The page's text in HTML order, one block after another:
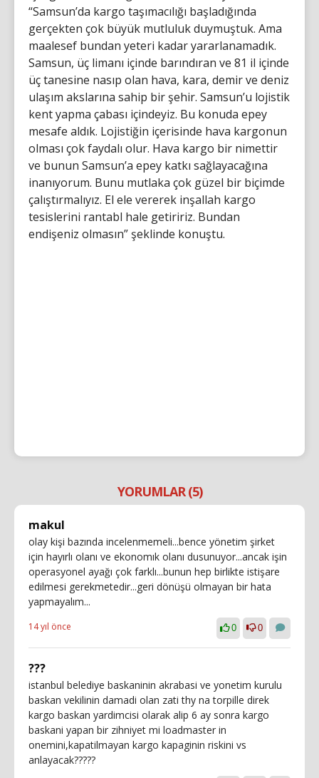
“Samsun’da kargo taşımacılığı başladığında
gerçekten çok büyük mutluluk duymuştuk. Ama
maalesef bundan yeteri kadar yararlanamadık.
Samsun, üç limanı içinde barındıran ve 81 il içinde
üç tanesine nasıp olan hava, kara, demir ve deniz
ulaşım akslarına sahip bir şehir. Samsun’u lojistik
kent yapma çabası içindeyiz. Bu konuda epey
mesafe aldık. Lojistiğin içerisinde hava kargonun
olması çok faydalı olur. Hava kargo bir nimettir
ve bunun Samsun’a epey katkı sağlayacağına
inanıyorum. Bunu mutlaka çok güzel bir biçimde
çalıştırmalıyız. El ele vererek inşallah kargo
tesislerini rantabl hale getiririz. Bundan
endişeniz olmasın” şeklinde konuştu.
YORUMLAR (5)
makul
olay kişi bazında incelenmemeli...bence yönetim şirket
için hayırlı olanı ve ekonomık olanı dusunuyor...ancak işin
operasyonel ayağı çok farklı...bunun hep birlikte istişare
edilmesi gerekmetedir...geri dönüşü olmayan bir hata
yapmayalım...
14 yıl önce 0 0
???
istanbul belediye baskaninin akrabasi ve yonetim kurulu
baskan vekilinin damadi olan zati thy na torpille direk
kargo baskan yardimcisi olarak alip 6 ay sonra kargo
baskani yapan bir zihniyet mi loadmaster in
onemini,kapatilmayan kargo kapaginin riskini vs
anlayacak?????